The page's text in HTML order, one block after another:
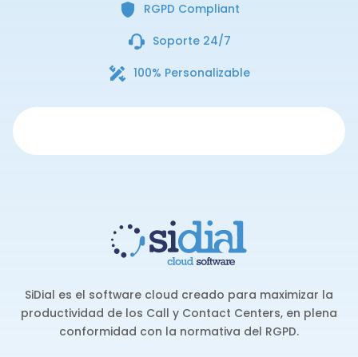
RGPD Compliant
Soporte 24/7
100% Personalizable
SiDial es el software cloud creado para maximizar la
productividad de los Call y Contact Centers, en plena
conformidad con la normativa del RGPD.